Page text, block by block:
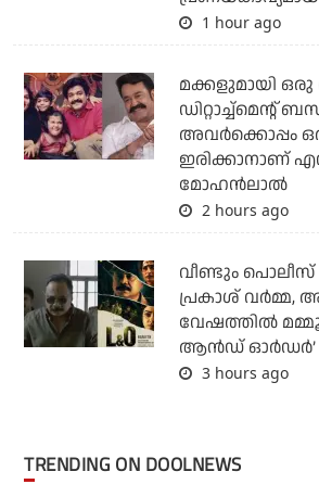
1 hour ago
മക്കളുമായി ഒരു
ഡിറ്റാച്ച്മെന്റ്
അവർക്കൊപ്പം
ഇരിക്കാനാണ്
മോഹൻലാൽ
2 hours ago
വീണ്ടും
പ്രകാശ് വർമ്മ,
വേഷത്തിൽ
ആൻഡ് ഓർഡർ’
3 hours ago
TRENDING ON DOOLNEWS